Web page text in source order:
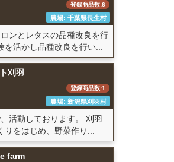
登録商品数:6
農場: 千葉県長生村
ンとレタスの品種改良を行
を活かし品種改良を行い...
刈羽
登録商品数:1
農場: 新潟県刈羽村
活動しております。 刈羽
りをはじめ、野菜作り...
farm